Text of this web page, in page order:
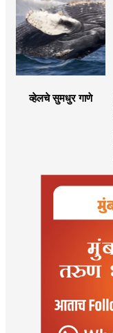
व्हेलचे सुमधुर गाणे